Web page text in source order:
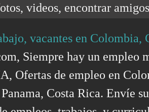
videos, encontrar
vacantes en Colombia,
Siempre hay un empleo
Ofertas de empleo en
Costa Rica. Envíe